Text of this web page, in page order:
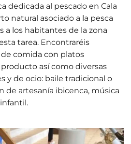
dedicada al pescado en Cala
natural asociado a la pesca
a los habitantes de la zona
tarea. Encontraréis
comida con platos
así como diversas
y de ocio: baile tradicional o
de artesanía ibicenca, música